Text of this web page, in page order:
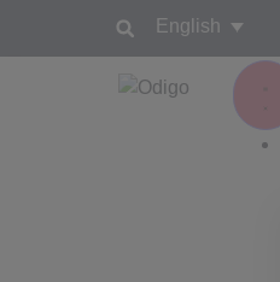
English